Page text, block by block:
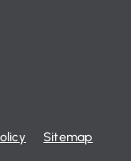
Sitemap